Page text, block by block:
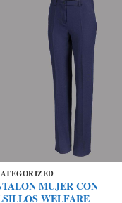
MUJER CON
WELFARE